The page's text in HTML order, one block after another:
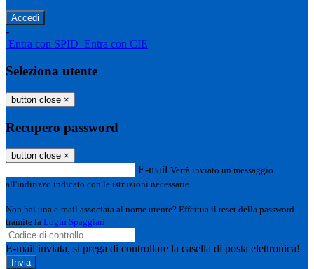
-
Entra con SPID Entra con CIE
Seleziona utente
button close ×
Recupero password
button close ×
E-mail Verrà inviato un messaggio
all'indirizzo indicato con le istruzioni necessarie.
Non hai una e-mail associata al nome utente? Effettua il reset della password
tramite la Login Spaggiari
E-mail inviata, si prega di controllare la casella di posta elettronica!